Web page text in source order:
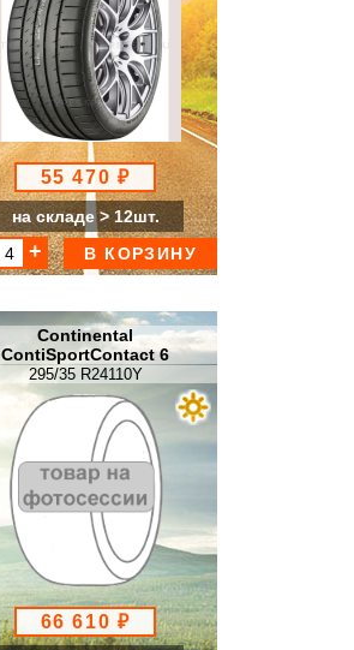
55 470 ₽
на складе > 12шт.
В КОРЗИНУ
Continental
ContiSportContact 6
295/35 R24110Y
66 610 ₽